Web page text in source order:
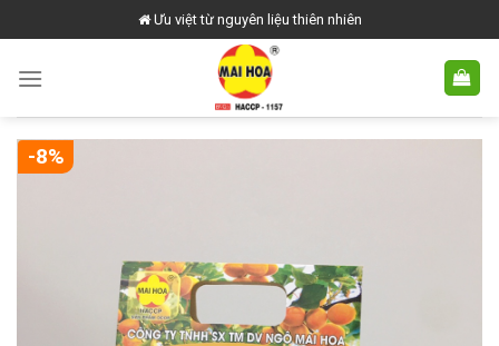
to
content
Ưu việt từ nguyên liệu thiên nhiên
-8%